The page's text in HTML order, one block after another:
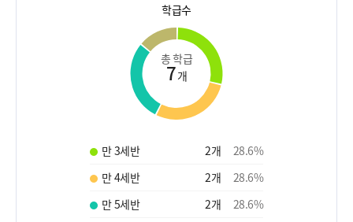
학급수
총 학급
7개
만 3세반 2개 28.6%
만 4세반
2개 28.6%
만 5세반
2개 28.6%